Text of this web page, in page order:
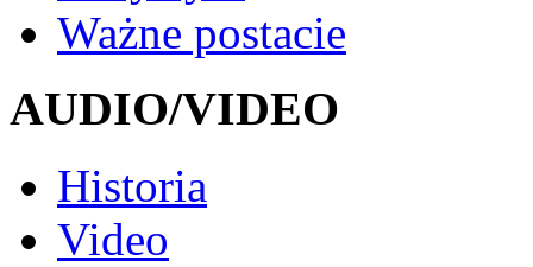
Ważne postacie
AUDIO/VIDEO
Historia
Video